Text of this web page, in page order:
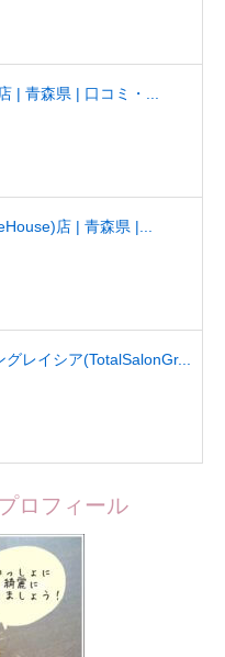
| 青森県 | 口コミ・...
店 | 青森県 |...
グレイシア(TotalSalonGr...
ロフィール